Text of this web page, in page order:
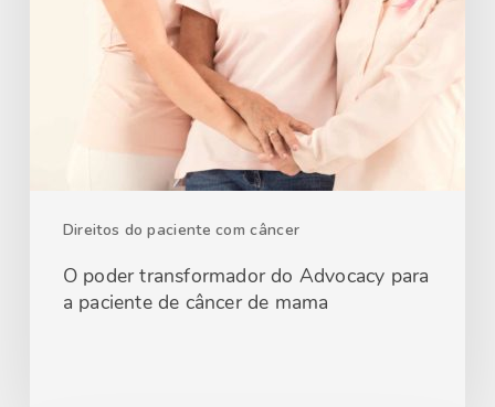
Direitos do paciente com câncer
O poder transformador do Advocacy para
a paciente de câncer de mama